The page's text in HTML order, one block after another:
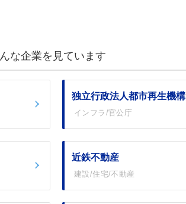
な企業を見ています
独立行政法人都市再生機構
インフラ/官公庁
近鉄不動産
建設/住宅/不動産